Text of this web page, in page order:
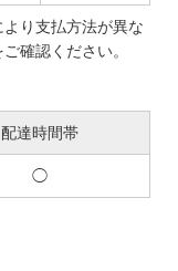
り支払方法が異な
確認ください。
配達時間帯
◯